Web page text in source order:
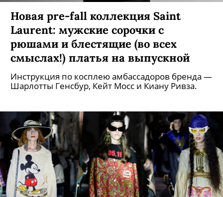
Новая pre-fall коллекция Saint
Laurent: мужские сорочки с
рюшами и блестящие (во всех
смыслах!) платья на выпускной
Инструкция по косплею амбассадоров бренда —
Шарлотты Генсбур, Кейт Мосс и Киану Ривза.